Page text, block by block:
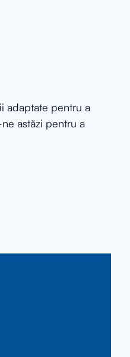
adaptate pentru a
astăzi pentru a